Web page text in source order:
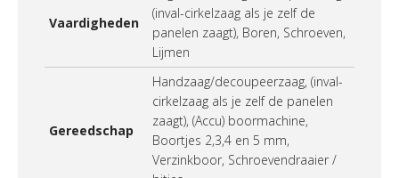
Vaardigheden
(inval-cirkelzaag als je zelf de
panelen zaagt), Boren, Schroeven,
Lijmen
Gereedschap
Handzaag/decoupeerzaag, (inval-
cirkelzaag als je zelf de panelen
zaagt), (Accu) boormachine,
Boortjes 2,3,4 en 5 mm,
Verzinkboor, Schroevendraaier /